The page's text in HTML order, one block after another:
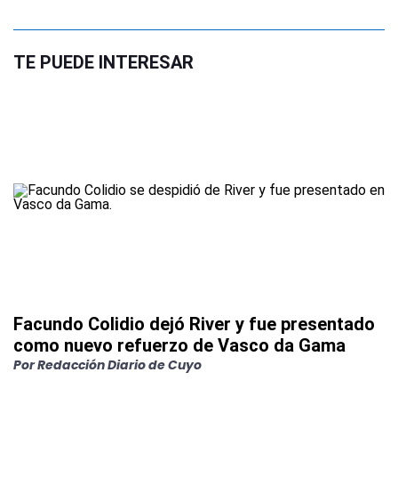
TE PUEDE INTERESAR
Facundo Colidio dejó River y fue presentado
como nuevo refuerzo de Vasco da Gama
PorRedacción Diario de Cuyo